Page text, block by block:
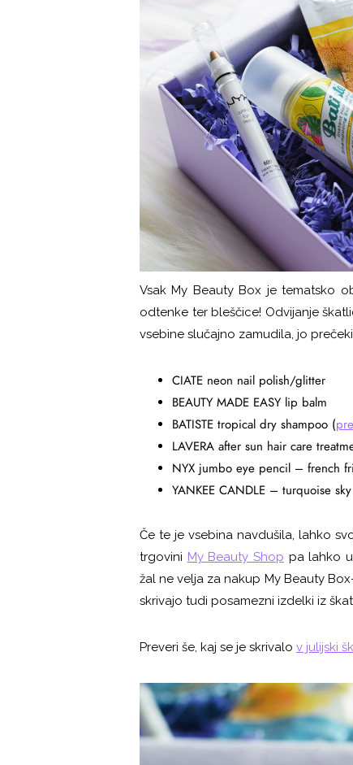
Vsak My Beauty Box je tematsko
odtenke ter bleščice! Odvijanje
vsebine slučajno zamudila, jo
CIATE neon nail polish/glitter
BEAUTY MADE EASY lip balm
BATISTE tropical dry shampoo (
LAVERA after sun hair care
NYX jumbo eye pencil – french
YANKEE CANDLE – turquoise
Če te je vsebina navdušila, lahko
trgovini My Beauty Shop pa lahko
žal ne velja za nakup My Beauty
skrivajo tudi posamezni izdelki iz
Preveri še, kaj se je skrivalo v julijski